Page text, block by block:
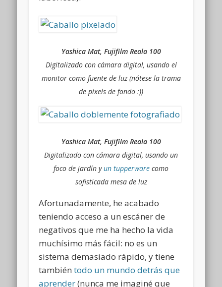
Yashica Mat, Fujifilm Reala 100
Digitalizado con cámara digital, usando el
monitor como fuente de luz (nótese la trama
de pixels de fondo :))
Yashica Mat, Fujifilm Reala 100
Digitalizado con cámara digital, usando un
foco de jardín yun tupperware como
sofisticada mesa de luz
Afortunadamente, he acabado
teniendo acceso a un escáner de
negativos que me ha hecho la vida
muchísimo más fácil: no es un
sistema demasiado rápido, y tiene
tambiéntodo un mundo detrás que
aprender(nunca me imaginé que